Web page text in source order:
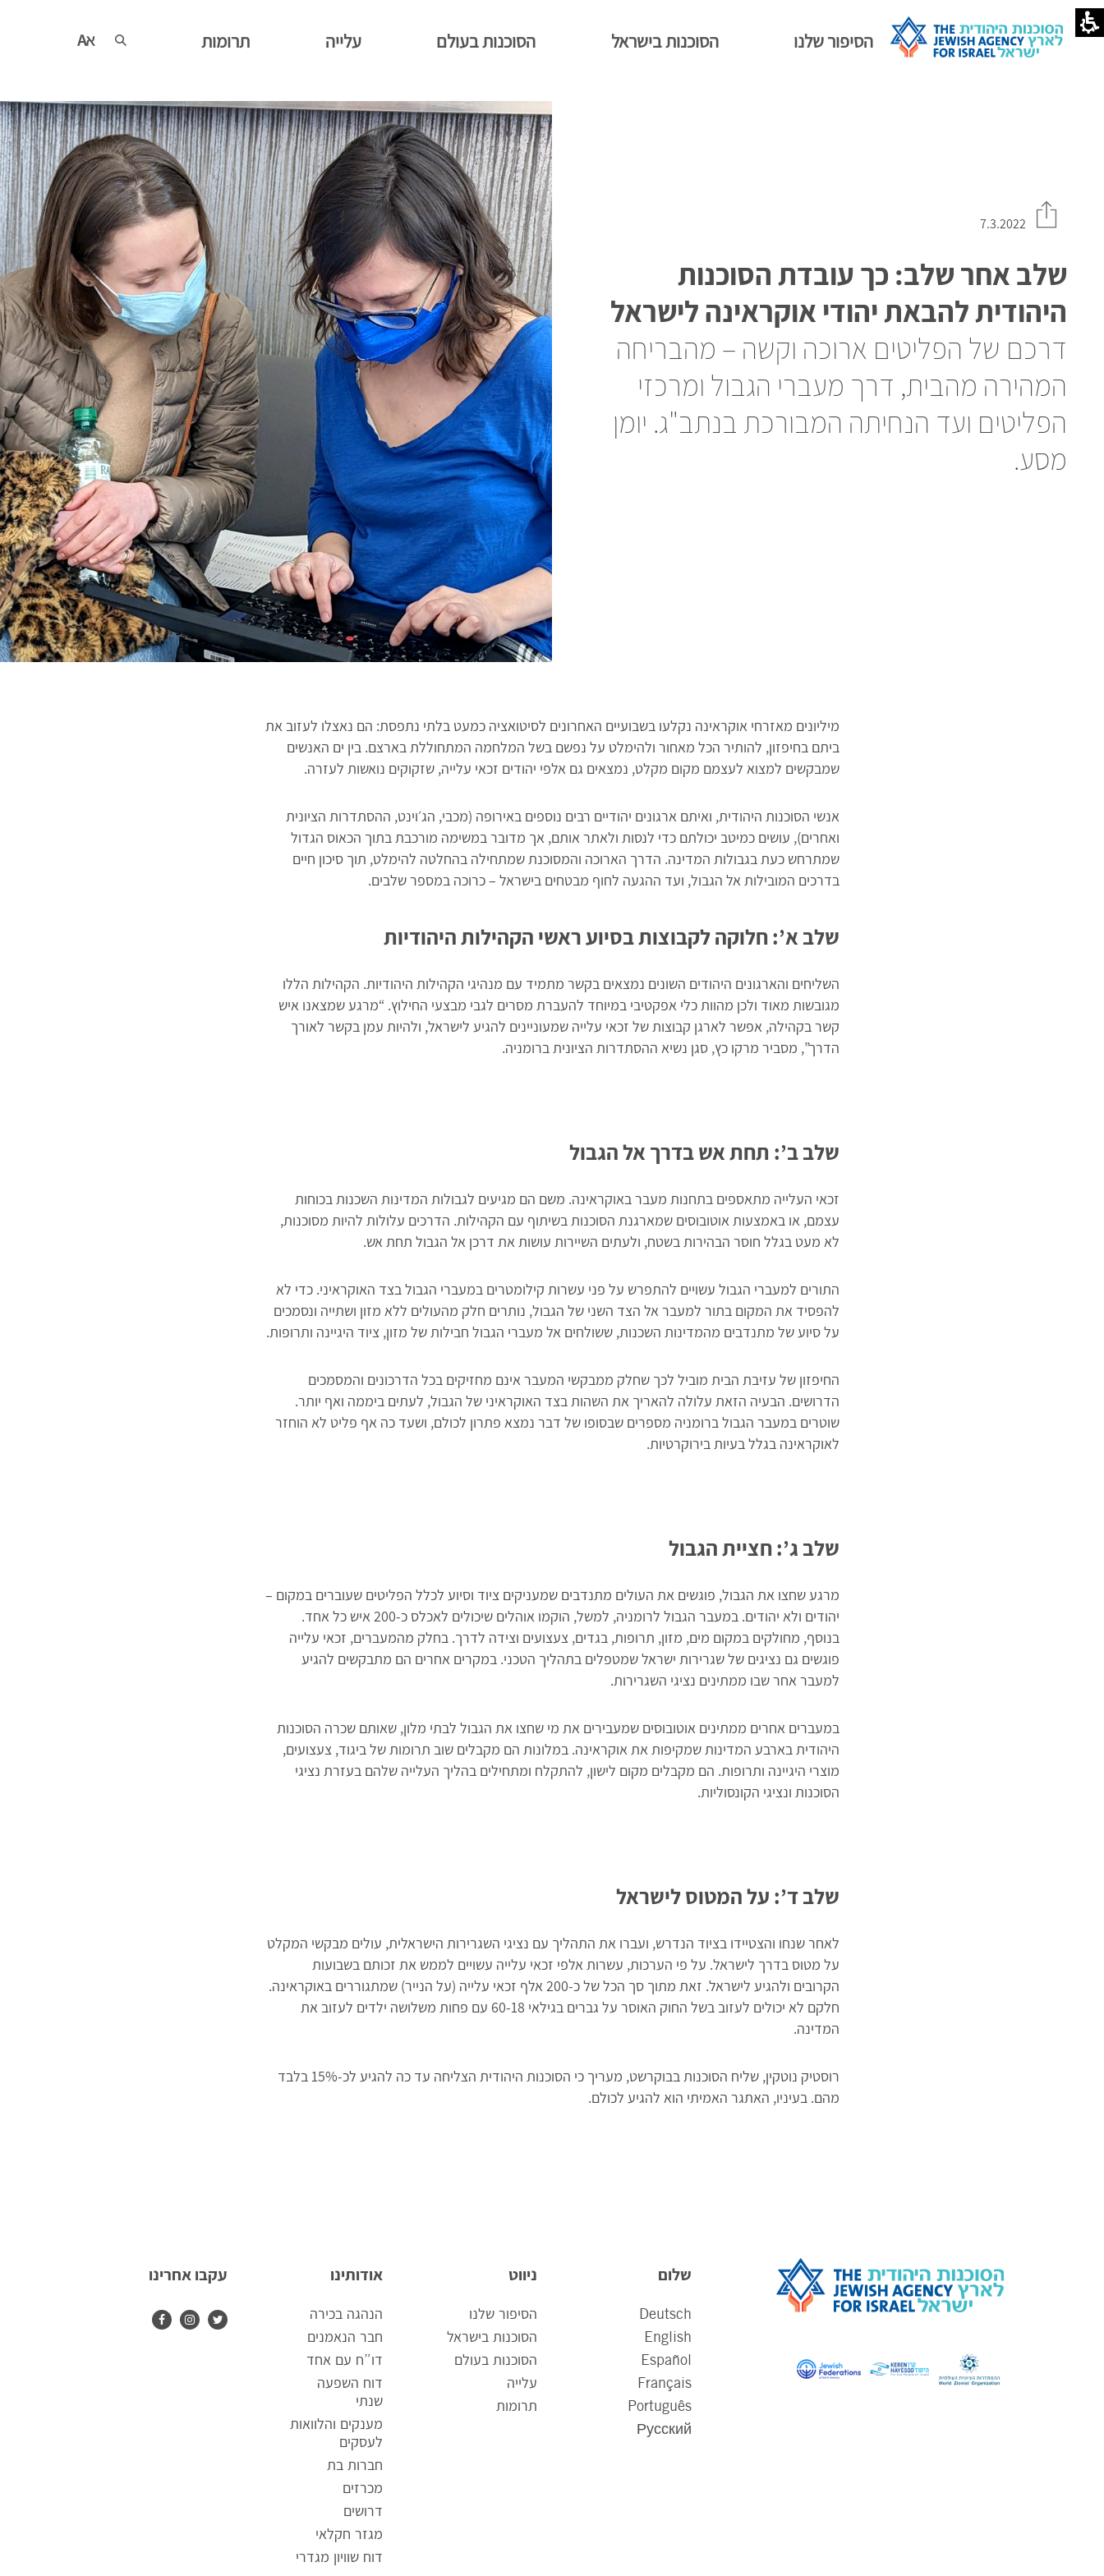
כך
אנו
פועלים
הסיפור שלנו הסוכנות בישראל הסוכנות בעולם עלייה תרומות
7.3.2022
שלב אחר שלב: כך עובדת הסוכנות
היהודית להבאת יהודי אוקראינה לישראל
דרכם של הפליטים ארוכה וקשה – מהבריחה
המהירה מהבית, דרך מעברי הגבול ומרכזי
הפליטים ועד הנחיתה המבורכת בנתב"ג. יומן
מסע.
הסוכנות היהודית מסייעת ליהודי אוקראינה | צילום: אהוד קינן
מיליונים מאזרחי אוקראינה נקלעו בשבועיים האחרונים לסיטואציה כמעט בלתי נתפסת: הם נאצלו לעזוב את
ביתם בחיפזון, להותיר הכל מאחור ולהימלט על נפשם בשל המלחמה המתחוללת בארצם. בין ים האנשים
שמבקשים למצוא לעצמם מקום מקלט, נמצאים גם אלפי יהודים זכאי עלייה, שזקוקים נואשות לעזרה.
אנשי הסוכנות היהודית, ואיתם ארגונים יהודיים רבים נוספים באירופה (מכבי, הג׳וינט, ההסתדרות הציונית
ואחרים), עושים כמיטב יכולתם כדי לנסות ולאתר אותם, אך מדובר במשימה מורכבת בתוך הכאוס הגדול
שמתרחש כעת בגבולות המדינה. הדרך הארוכה והמסוכנת שמתחילה בהחלטה להימלט, תוך סיכון חיים
בדרכים המובילות אל הגבול, ועד ההגעה לחוף מבטחים בישראל – כרוכה במספר שלבים.
שלב א’: חלוקה לקבוצות בסיוע ראשי הקהילות היהודיות
השליחים והארגונים היהודים השונים נמצאים בקשר מתמיד עם מנהיגי הקהילות היהודיות. הקהילות הללו
מגובשות מאוד ולכן מהוות כלי אפקטיבי במיוחד להעברת מסרים לגבי מבצעי החילוץ. “מרגע שמצאנו איש
קשר בקהילה, אפשר לארגן קבוצות של זכאי עלייה שמעוניינים להגיע לישראל, ולהיות עמן בקשר לאורך
הדרך”, מסביר מרקו כץ, סגן נשיא ההסתדרות הציונית ברומניה.
שלב ב’: תחת אש בדרך אל הגבול
זכאי העלייה מתאספים בתחנות מעבר באוקראינה. משם הם מגיעים לגבולות המדינות השכנות בכוחות
עצמם, או באמצעות אוטובוסים שמארגנת הסוכנות בשיתוף עם הקהילות. הדרכים עלולות להיות מסוכנות,
לא מעט בגלל חוסר הבהירות בשטח, ולעתים השיירות עושות את דרכן אל הגבול תחת אש.
התורים למעברי הגבול עשויים להתפרש על פני עשרות קילומטרים במעברי הגבול בצד האוקראיני. כדי לא
להפסיד את המקום בתור למעבר אל הצד השני של הגבול, נותרים חלק מהעולים ללא מזון ושתייה ונסמכים
על סיוע של מתנדבים מהמדינות השכנות, ששולחים אל מעברי הגבול חבילות של מזון, ציוד היגיינה ותרופות.
החיפזון של עזיבת הבית מוביל לכך שחלק ממבקשי המעבר אינם מחזיקים בכל הדרכונים והמסמכים
הדרושים. הבעיה הזאת עלולה להאריך את השהות בצד האוקראיני של הגבול, לעתים ביממה ואף יותר.
שוטרים במעבר הגבול ברומניה מספרים שבסופו של דבר נמצא פתרון לכולם, ושעד כה אף פליט לא הוחזר
לאוקראינה בגלל בעיות בירוקרטיות.
שלב ג’: חציית הגבול
מרגע שחצו את הגבול, פוגשים את העולים מתנדבים שמעניקים ציוד וסיוע לכלל הפליטים שעוברים במקום –
יהודים ולא יהודים. במעבר הגבול לרומניה, למשל, הוקמו אוהלים שיכולים לאכלס כ-200 איש כל אחד.
בנוסף, מחולקים במקום מים, מזון, תרופות, בגדים, צעצועים וצידה לדרך. בחלק מהמעברים, זכאי עלייה
פוגשים גם נציגים של שגרירות ישראל שמטפלים בתהליך הטכני. במקרים אחרים הם מתבקשים להגיע
למעבר אחר שבו ממתינים נציגי השגרירות.
במעברים אחרים ממתינים אוטובוסים שמעבירים את מי שחצו את הגבול לבתי מלון, שאותם שכרה הסוכנות
היהודית בארבע המדינות שמקיפות את אוקראינה. במלונות הם מקבלים שוב תרומות של ביגוד, צעצועים,
מוצרי היגיינה ותרופות. הם מקבלים מקום לישון, להתקלח ומתחילים בהליך העלייה שלהם בעזרת נציגי
הסוכנות ונציגי הקונסוליות.
שלב ד’: על המטוס לישראל
לאחר שנחו והצטיידו בציוד הנדרש, ועברו את התהליך עם נציגי השגרירות הישראלית, עולים מבקשי המקלט
על מטוס בדרך לישראל. על פי הערכות, עשרות אלפי זכאי עלייה עשויים לממש את זכותם בשבועות
הקרובים ולהגיע לישראל. זאת מתוך סך הכל של כ-200 אלף זכאי עלייה (על הנייר) שמתגוררים באוקראינה.
חלקם לא יכולים לעזוב בשל החוק האוסר על גברים בגילאי 60-18 עם פחות משלושה ילדים לעזוב את
המדינה.
רוסטיק נוטקין, שליח הסוכנות בבוקרשט, מעריך כי הסוכנות היהודית הצליחה עד כה להגיע לכ-15% בלבד
מהם. בעיניו, האתגר האמיתי הוא להגיע לכולם.
שלום
Deutsch
English
Español
Français
Português
Русский
ניווט
הסיפור שלנו
הסוכנות בישראל
הסוכנות בעולם
עלייה
תרומות
אודותינו
הנהגה בכירה
חבר הנאמנים
דו”ח עם אחד
דוח השפעה
שנתי
מענקים והלוואות
לעסקים
חברות בת
מכרזים
דרושים
מגזר חקלאי
דוח שוויון מגדרי
עקבו אחרינו